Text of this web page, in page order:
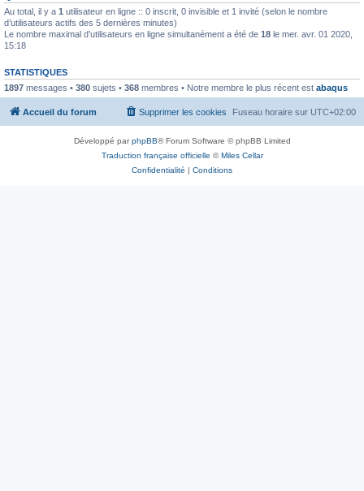
Au total, il y a 1 utilisateur en ligne :: 0 inscrit, 0 invisible et 1 invité (selon le nombre
d’utilisateurs actifs des 5 dernières minutes)
Le nombre maximal d’utilisateurs en ligne simultanément a été de 18 le mer. avr. 01 2020,
15:18
STATISTIQUES
1897 messages • 380 sujets • 368 membres • Notre membre le plus récent est abaqus
Accueil du forum Fuseau horaire sur UTC+02:00
Supprimer les cookies
Développé parphpBB® Forum Software © phpBB Limited
Traduction française officielle ©Miles Cellar
Confidentialité | Conditions